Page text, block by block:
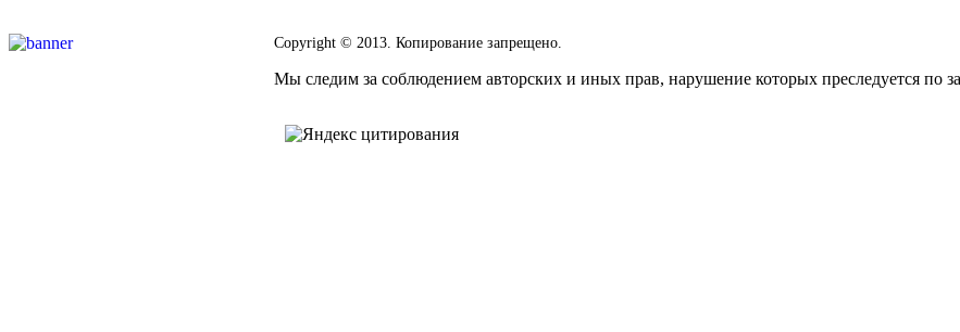
Copyright © 2013. Копирование запрещено.
Мы следим за соблюдением авторских и иных прав, нарушение которых преследуется по